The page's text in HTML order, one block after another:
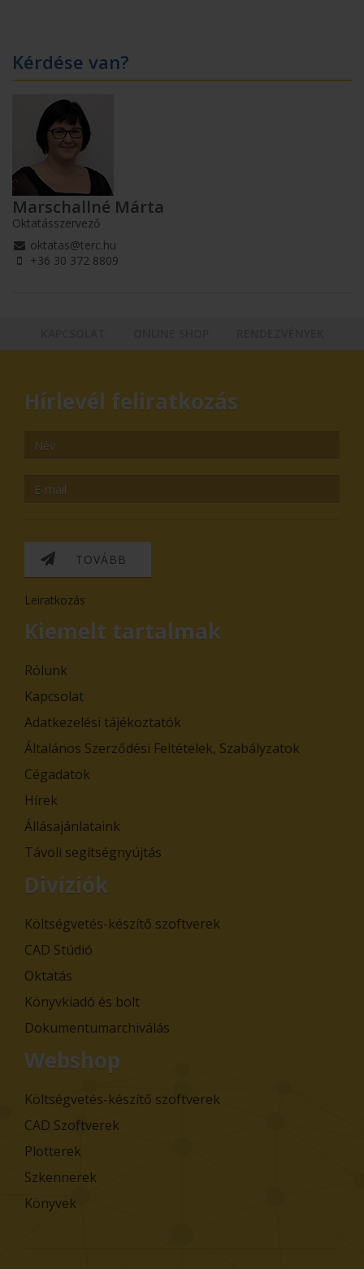
Kérdése van?
Marschallné Márta
Oktatásszervező
oktatas@terc.hu
+36 30 372 8809
Hírlevél feliratkozás
TOVÁBB
Leiratkozás
Kiemelt tartalmak
Rólunk
Kapcsolat
Adatkezelési tájékoztatók
Általános Szerződési Feltételek, Szabályzatok
Cégadatok
Hírek
Állásajánlataink
Távoli segítségnyújtás
Divíziók
Költségvetés-készítő szoftverek
CAD Stúdió
Oktatás
Könyvkiadó és bolt
Dokumentumarchiválás
Webshop
Költségvetés-készítő szoftverek
CAD Szoftverek
Plotterek
Szkennerek
Könyvek